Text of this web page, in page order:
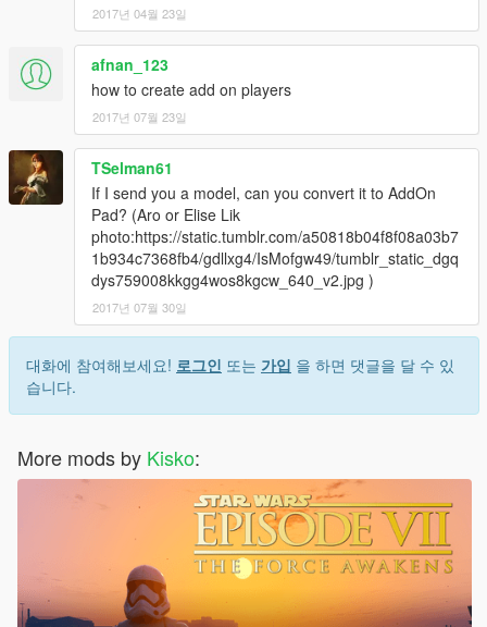
2017년 04월 23일
afnan_123
how to create add on players
2017년 07월 23일
TSelman61
If I send you a model, can you convert it to AddOn
Pad? (Aro or Elise Lik
photo:https://static.tumblr.com/a50818b04f8f08a03b7
1b934c7368fb4/gdllxg4/IsMofgw49/tumblr_static_dgq
dys759008kkgg4wos8kgcw_640_v2.jpg )
2017년 07월 30일
대화에 참여해보세요! 로그인 또는 가입 을 하면 댓글을 달 수 있
습니다.
More mods by Kisko: